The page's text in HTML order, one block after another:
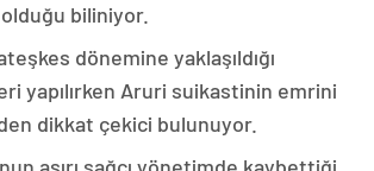
olduğu biliniyor.
dönemine yaklaşıldığı
yapılırken Aruri suikastinin emrini
dikkat çekici bulunuyor.